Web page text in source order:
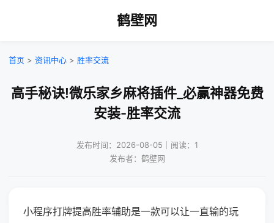
鹤壁网
首页 > 资讯中心 > 胜率交流
高手秘诀!微乐家乡麻将插件_必赢神器免费
安装-胜率交流
发布时间：2026-08-05｜阅读：1
发布者：鹤壁网
小程序打牌提高胜率辅助是一款可以让一直输的玩